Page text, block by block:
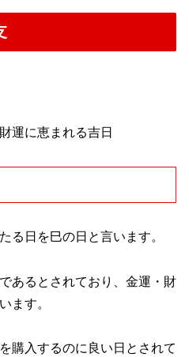
運に恵まれる吉日
る日を巳の日と言います。
あるとされており、金運・財
ます。
購入するのに良い日とされて